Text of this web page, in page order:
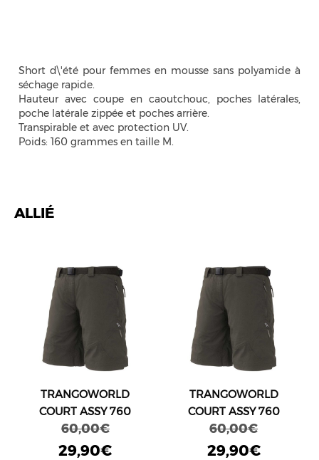
Short d\'été pour femmes en mousse sans polyamide à
séchage rapide.
Hauteur avec coupe en caoutchouc, poches latérales,
poche latérale zippée et poches arrière.
Transpirable et avec protection UV.
Poids: 160 grammes en taille M.
ALLIÉ
TRANGOWORLD
COURT ASSY 760
60,00€
29,90€
TRANGOWORLD
COURT ASSY 760
60,00€
29,90€